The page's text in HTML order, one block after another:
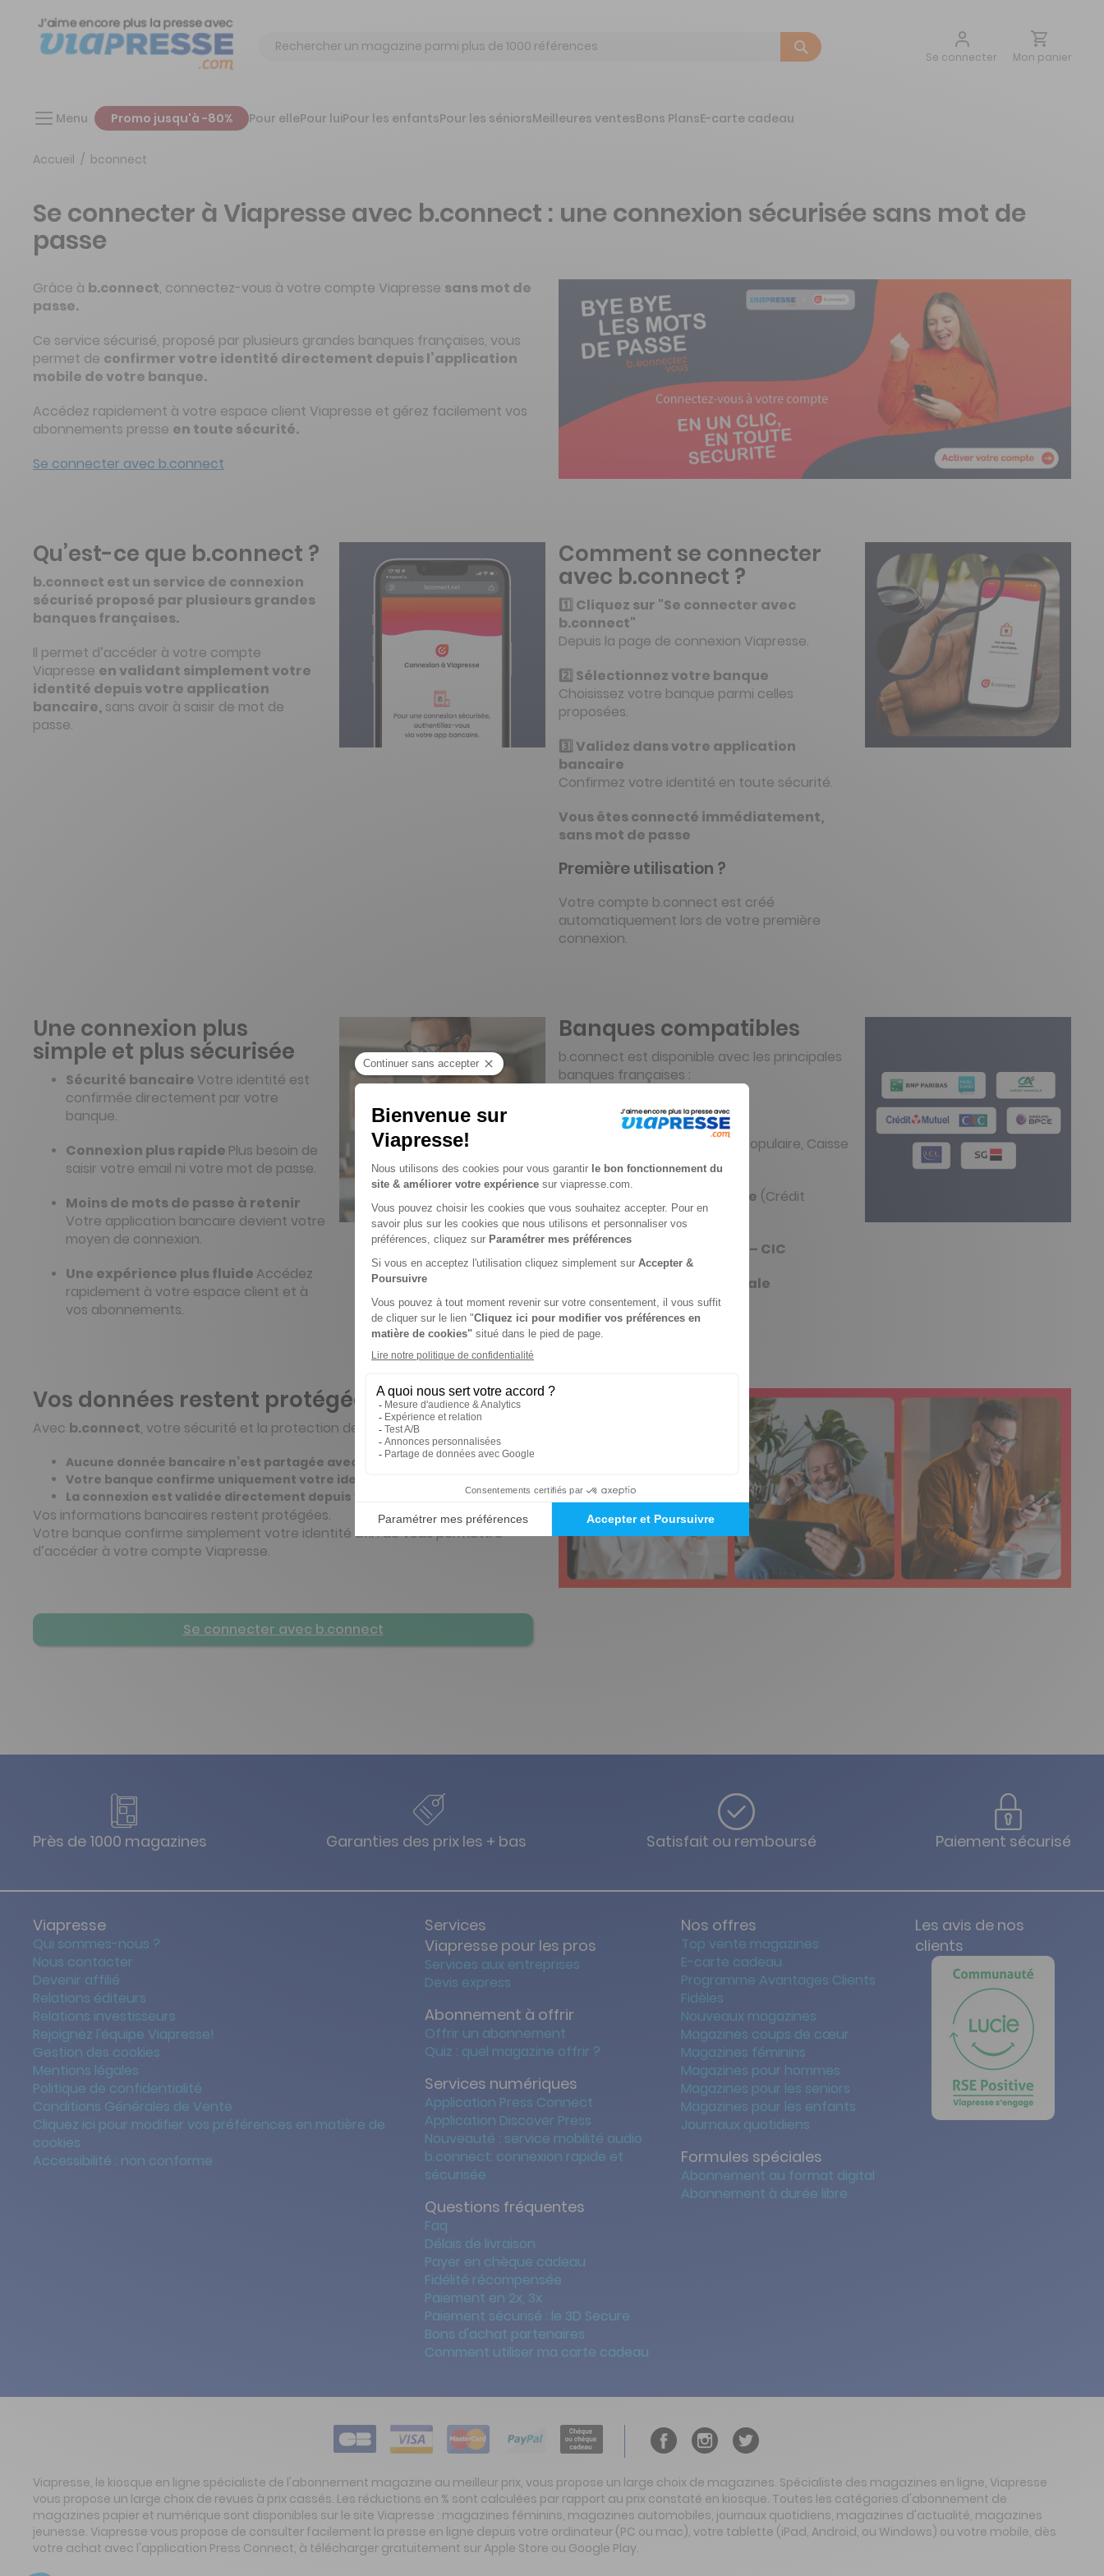
Chercher
Se connecter
Aller
Mon panier
Menu Promo jusqu'à -80% Pour ellePour luiPour les enfantsPour les séniorsMeilleures ventesBons PlansE-carte cadeau
Accueil bconnect
Se connecter à Viapresse avec b.connect : une connexion sécurisée sans mot de
passe
Grâce à b.connect, connectez-vous à votre compte Viapresse sans mot de
passe.
Ce service sécurisé, proposé par plusieurs grandes banques françaises, vous
permet de confirmer votre identité directement depuis l’application
mobile de votre banque.
Accédez rapidement à votre espace client Viapresse et gérez facilement vos
abonnements presse en toute sécurité.
Se connecter avec b.connect
Qu’est-ce que b.connect ?
b.connect est un service de connexion
sécurisé proposé par plusieurs grandes
banques françaises.
Il permet d’accéder à votre compte
Viapresse en validant simplement votre
identité depuis votre application
bancaire, sans avoir à saisir de mot de
passe.
Comment se connecter
avec b.connect ?
1️⃣ Cliquez sur "Se connecter avec
b.connect"
Depuis la page de connexion Viapresse.
2️⃣ Sélectionnez votre banque
Choisissez votre banque parmi celles
proposées.
3️⃣ Validez dans votre application
bancaire
Confirmez votre identité en toute sécurité.
Vous êtes connecté immédiatement,
sans mot de passe
Première utilisation ?
Votre compte b.connect est créé
automatiquement lors de votre première
connexion.
Une connexion plus
simple et plus sécurisée
Sécurité bancaire Votre identité est
confirmée directement par votre
banque.
Connexion plus rapide Plus besoin de
saisir votre email ni votre mot de passe.
Moins de mots de passe à retenir
Votre application bancaire devient votre
moyen de connexion.
Une expérience plus fluide Accédez
rapidement à votre espace client et à
vos abonnements.
Banques compatibles
b.connect est disponible avec les principales
banques françaises :
BNP Paribas
(Banque Populaire, Caisse
d’Épargne)
Groupe Crédit Agricole (Crédit
Agricole, LCL)
Groupe Crédit Mutuel – CIC
Réseau Société Générale
Vos données restent protégées
Avec b.connect, votre sécurité et la protection de vos données sont garanties :
Aucune donnée bancaire n’est partagée avec Viapresse
Votre banque confirme uniquement votre identité
La connexion est validée directement depuis votre application bancaire
Vos informations bancaires restent protégées.
Votre banque confirme simplement votre identité afin de vous permettre
d’accéder à votre compte Viapresse.
Se connecter avec b.connect
Près de 1000 magazines Garanties des prix les + bas Satisfait ou remboursé Paiement sécurisé
Viapresse
Qui sommes-nous ?
Nous contacter
Devenir affilié
Relations éditeurs
Relations investisseurs
Rejoignez l'équipe Viapresse!
Gestion des cookies
Mentions légales
Politique de confidentialité
Conditions Générales de Vente
Cliquez ici pour modifier vos préférences en matière de
cookies
Accessibilité : non conforme
Services
Viapresse pour les pros
Services aux entreprises
Devis express
Abonnement à offrir
Offrir un abonnement
Quiz : quel magazine offrir ?
Services numériques
Application Press Connect
Application Discover Press
Nouveauté : service mobilité audio
b.connect: connexion rapide et
sécurisée
Questions fréquentes
Faq
Délais de livraison
Payer en chèque cadeau
Fidélité récompensée
Paiement en 2x, 3x
Paiement sécurisé : le 3D Secure
Bons d'achat partenaires
Comment utiliser ma carte cadeau
Nos offres
Top vente magazines
E-carte cadeau
Programme Avantages Clients
Fidèles
Nouveaux magazines
Magazines coups de cœur
Magazines féminins
Magazines pour hommes
Magazines pour les seniors
Magazines pour les enfants
Journaux quotidiens
Formules spéciales
Abonnement au format digital
Abonnement à durée libre
Les avis de nos
clients
Viapresse, le kiosque en ligne spécialiste de l'abonnement magazine au meilleur prix, vous propose un large choix de magazines. Spécialiste des magazines en ligne, Viapresse
vous propose un large choix de revues à prix cassés. Les réductions en % sont calculées par rapport au prix constaté en kiosque. Toutes les catégories d'abonnement de
magazines papier et numérique sont disponibles sur le site Viapresse : magazines féminins, magazines automobiles, journaux quotidiens, magazines d'actualité, magazines
jeunesse. Viapresse vous propose de consulter facilement la presse en ligne depuis votre ordinateur (PC ou mac), votre tablette (iPad, Android, ou Windows) ou votre mobile, dès
votre achat avec l'application Press Connect, à télécharger gratuitement sur Apple Store ou Google Play.